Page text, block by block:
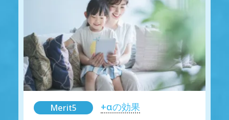
Merit5 +αの効果